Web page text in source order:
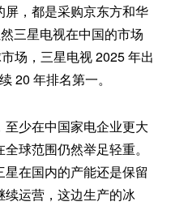
，都是采购京东方和华
三星电视在中国的市场
场，三星电视 2025 年出
20 年排名第一。
少在中国家电企业更大
球范围仍然举足轻重。
在国内的产能还是保留
运营，这边生产的冰